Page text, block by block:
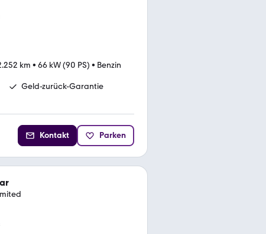
km • 66 kW (90 PS) • Benzin
Geld-zurück-Garantie
Kontakt Parken